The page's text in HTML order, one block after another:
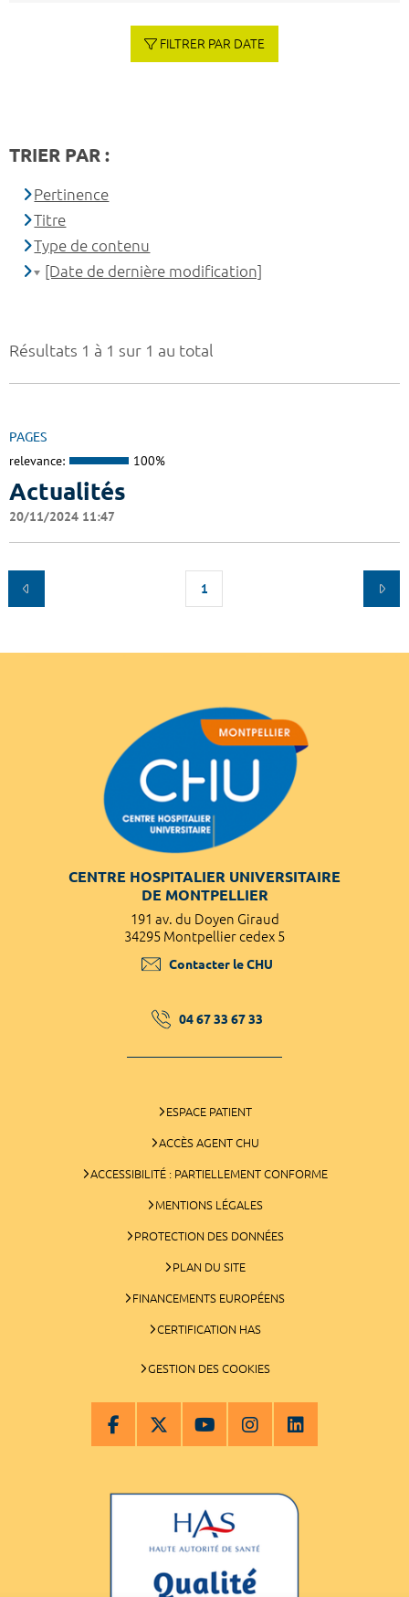
Résultats 1 à 1 sur 1 au total
PAGES
relevance: 100%
Actualités
20/11/2024 11:47
1
FILTRER PAR DATE
TRIER PAR :
Pertinence
Titre
Type de contenu
[Date de dernière modification]
CENTRE HOSPITALIER UNIVERSITAIRE
DE MONTPELLIER
191 av. du Doyen Giraud
34295 Montpellier cedex 5
Contacter le CHU
04 67 33 67 33
ESPACE PATIENT
ACCÈS AGENT CHU
ACCESSIBILITÉ : PARTIELLEMENT CONFORME
MENTIONS LÉGALES
PROTECTION DES DONNÉES
PLAN DU SITE
FINANCEMENTS EUROPÉENS
CERTIFICATION HAS
GESTION DES COOKIES